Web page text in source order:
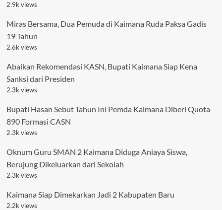
2.9k views
Miras Bersama, Dua Pemuda di Kaimana Ruda Paksa Gadis
19 Tahun
2.6k views
Abaikan Rekomendasi KASN, Bupati Kaimana Siap Kena
Sanksi dari Presiden
2.3k views
Bupati Hasan Sebut Tahun Ini Pemda Kaimana Diberi Quota
890 Formasi CASN
2.3k views
Oknum Guru SMAN 2 Kaimana Diduga Aniaya Siswa,
Berujung Dikeluarkan dari Sekolah
2.3k views
Kaimana Siap Dimekarkan Jadi 2 Kabupaten Baru
2.2k views